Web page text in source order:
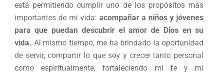
está permitiendo cumplir uno de los propósitos más
importantes de mi vida: acompañar a niños y jóvenes
para que puedan descubrir el amor de Dios en su
vida. Al mismo tiempo, me ha brindado la oportunidad
de servir, compartir lo que soy y crecer tanto personal
como espiritualmente, fortaleciendo mi fe y mi